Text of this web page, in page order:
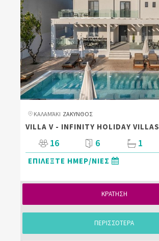
ΚΑΛΑΜΆΚΙ ΖΑΚΥΝΘΟΣ
VILLA V - INFINITY HOLIDAY VILLAS
16 6 1
ΕΠΙΛΕΞΤΕ ΗΜΕΡ/ΝΙΕΣ
ΚΡΑΤΗΣΗ
ΠΕΡΙΣΣΟΤΕΡΑ